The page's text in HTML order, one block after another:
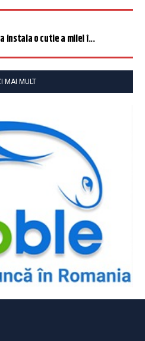
instala o cutie a milei î...
MAI MULT